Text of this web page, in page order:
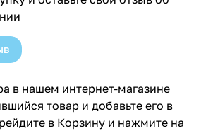
в нашем интернет-магазине
товар и добавьте его в
в Корзину и нажмите на